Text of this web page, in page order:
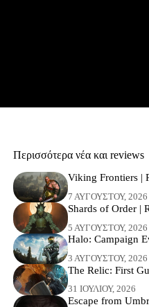
Περισσότερα νέα και reviews
Viking Frontiers |
7 ΑΥΓΟΎΣΤΟΥ, 2026
Shards of Order |
5 ΑΥΓΟΎΣΤΟΥ, 2026
Halo: Campaign
3 ΑΥΓΟΎΣΤΟΥ, 2026
The Relic: First
31 ΙΟΥΛΊΟΥ, 2026
Escape from